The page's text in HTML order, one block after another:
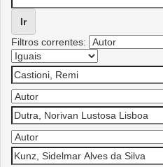
Filtros correntes: